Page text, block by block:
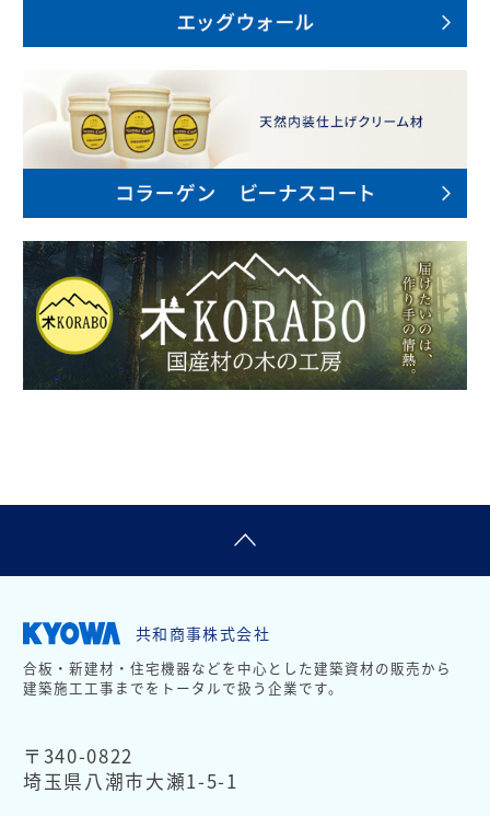
共和商事株式会社
合板・新建材・住宅機器などを中心とした建築資材の販売から
建築施工工事までをトータルで扱う企業です。
〒340-0822
埼玉県八潮市大瀬1-5-1